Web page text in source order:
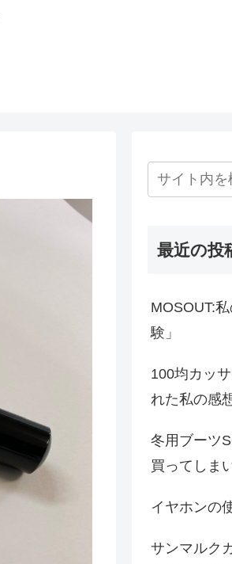
最近の投
MOSOUT:
験」
100均カッ
れた私の感
冬用ブーツ
買ってしま
イヤホンの
サンマルク